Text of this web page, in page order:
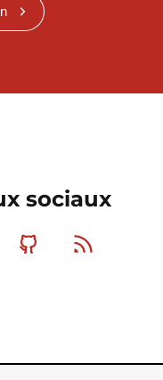
sociaux
MastodonGithub